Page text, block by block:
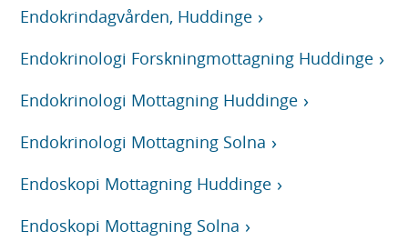
Endokrindagvården, Huddinge
Endokrinologi Forskningmottagning Huddinge
Endokrinologi Mottagning Huddinge
Endokrinologi Mottagning Solna
Endoskopi Mottagning Huddinge
Endoskopi Mottagning Solna